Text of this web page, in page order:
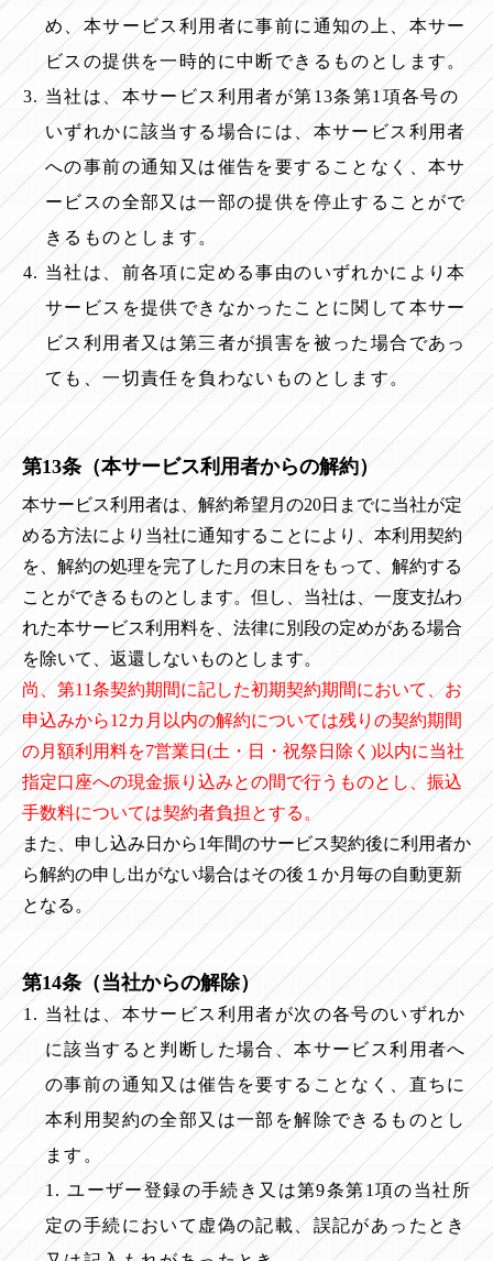
め、本サービス利用者に事前に通知の上、本サー
ビスの提供を一時的に中断できるものとします。
当社は、本サービス利用者が第13条第1項各号の
いずれかに該当する場合には、本サービス利用者
への事前の通知又は催告を要することなく、本サ
ービスの全部又は一部の提供を停止することがで
きるものとします。
当社は、前各項に定める事由のいずれかにより本
サービスを提供できなかったことに関して本サー
ビス利用者又は第三者が損害を被った場合であっ
ても、一切責任を負わないものとします。
第13条（本サービス利用者からの解約）
本サービス利用者は、解約希望月の20日までに当社が定
める方法により当社に通知することにより、本利用契約
を、解約の処理を完了した月の末日をもって、解約する
ことができるものとします。但し、当社は、一度支払わ
れた本サービス利用料を、法律に別段の定めがある場合
を除いて、返還しないものとします。
尚、第11条契約期間に記した初期契約期間において、お
申込みから12カ月以内の解約については残りの契約期間
の月額利用料を7営業日(土・日・祝祭日除く)以内に当社
指定口座への現金振り込みとの間で行うものとし、振込
手数料については契約者負担とする。
また、申し込み日から1年間のサービス契約後に利用者か
ら解約の申し出がない場合はその後１か月毎の自動更新
となる。
第14条（当社からの解除）
当社は、本サービス利用者が次の各号のいずれか
に該当すると判断した場合、本サービス利用者へ
の事前の通知又は催告を要することなく、直ちに
本利用契約の全部又は一部を解除できるものとし
ます。
1. ユーザー登録の手続き又は第9条第1項の当社所
定の手続において虚偽の記載、誤記があったとき